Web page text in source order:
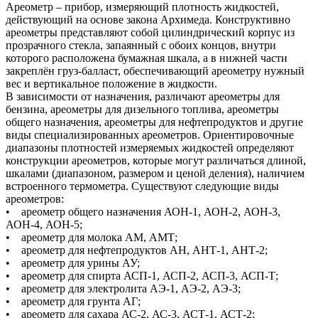
Ареометр – прибор, измеряющий плотность жидкостей,
действующий на основе закона Архимеда. Конструктивно
ареометры представляют собой цилиндрический корпус из
прозрачного стекла, запаянный с обоих концов, внутри
которого расположена бумажная шкала, а в нижней части
закреплён груз-балласт, обеспечивающий ареометру нужный
вес и вертикальное положение в жидкости.
В зависимости от назначения, различают ареометры для
бензина, ареометры для дизельного топлива, ареометры
общего назначения, ареометры для нефтепродуктов и другие
виды специализированных ареометров. Ориентировочные
диапазоны плотностей измеряемых жидкостей определяют
конструкции ареометров, которые могут различаться длиной,
шкалами (диапазоном, размером и ценой деления), наличием
встроенного термометра. Существуют следующие виды
ареометров:
• ареометр общего назначения АОН-1, АОН-2, АОН-3,
АОН-4, АОН-5;
• ареометр для молока АМ, АМТ;
• ареометр для нефтепродуктов АН, АНТ-1, АНТ-2;
• ареометр для урины АУ;
• ареометр для спирта АСП-1, АСП-2, АСП-3, АСП-Т;
• ареометр для электролита АЭ-1, АЭ-2, АЭ-3;
• ареометр для грунта АГ;
• ареометр для сахара АС-2, АС-3, АСТ-1, АСТ-2;